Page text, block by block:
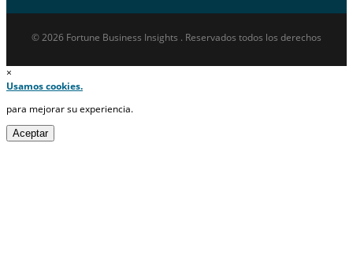
© 2026 Fortune Business Insights . Reservados todos los derechos
×
Usamos cookies.
para mejorar su experiencia.
Aceptar